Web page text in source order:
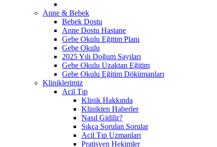
Anne & Bebek
Bebek Dostu
Anne Dostu Hastane
Gebe Okulu Eğitim Planı
Gebe Okulu
2025 Yılı Doğum Sayıları
Gebe Okulu Uzaktan Eğitim
Gebe Okulu Eğitim Dökümanları
Kliniklerimiz
Acil Tıp
Klinik Hakkında
Klinikten Haberler
Nasıl Gidilir?
Sıkça Sorulan Sorular
Acil Tıp Uzmanları
Pratisyen Hekimler